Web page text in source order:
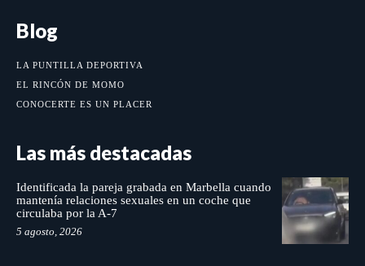
Blog
LA PUNTILLA DEPORTIVA
EL RINCÓN DE MOMO
CONOCERTE ES UN PLACER
Las más destacadas
Identificada la pareja grabada en Marbella cuando
mantenía relaciones sexuales en un coche que
circulaba por la A-7
5 agosto, 2026